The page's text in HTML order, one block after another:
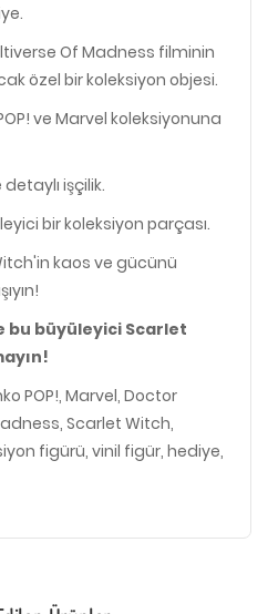
Of Madness filminin
özel bir koleksiyon objesi.
ve Marvel koleksiyonuna
işçilik.
bir koleksiyon parçası.
kaos ve gücünü
bu büyüleyici Scarlet
POP!, Marvel, Doctor
Scarlet Witch,
figürü, vinil figür, hediye,